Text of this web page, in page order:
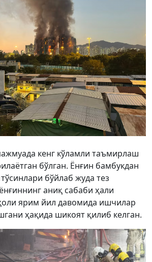
кенг кўламли таъмирлаш
бўлган. Ёнғин бамбукдан
бўйлаб жуда тез
аниқ сабаби ҳали
ярим йил давомида ишчилар
ҳақида шикоят қилиб келган.